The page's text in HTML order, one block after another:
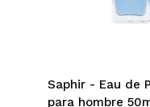
Saphir - Eau de
para hombre